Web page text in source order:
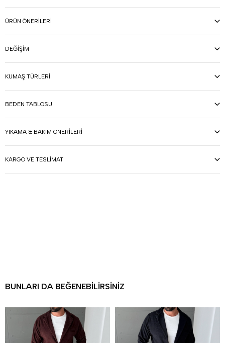
ÜRÜN ÖNERILERI
DEĞIŞIM
KUMAŞ TÜRLERI
BEDEN TABLOSU
YIKAMA & BAKIM ÖNERILERI
KARGO VE TESLIMAT
BUNLARI DA BEĞENEBILIRSINIZ